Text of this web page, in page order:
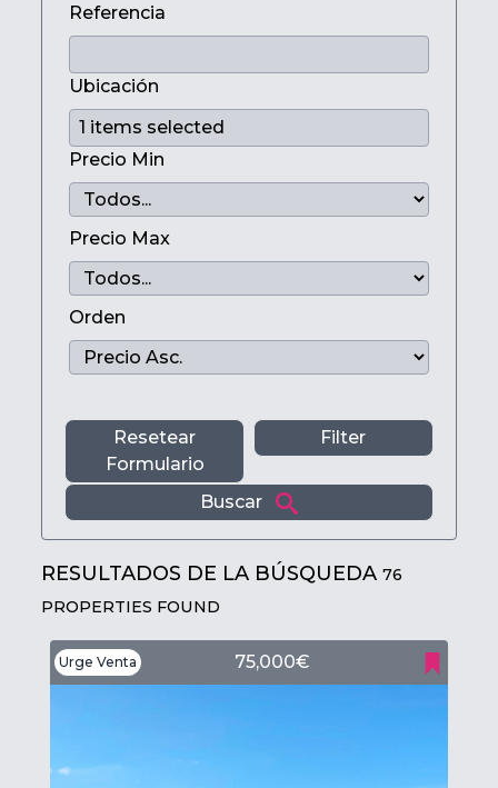
Referencia
Ubicación
Precio Min
Precio Max
Orden
Resetear
Formulario
Filter
Buscar
RESULTADOS DE LA BÚSQUEDA76
PROPERTIES FOUND
Urge Venta 75,000€